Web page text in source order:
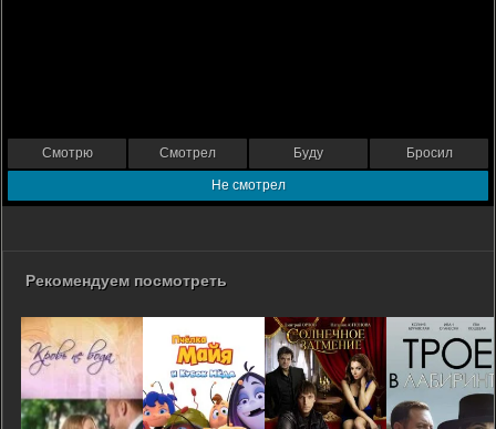
Смотрю Смотрел Буду Бросил
Не смотрел
Рекомендуем посмотреть